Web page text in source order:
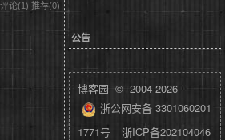
评论(1) 推荐(0)
公告
博客园 © 2004-2026
浙公网安备 3301060201
1771号
浙ICP备202104046